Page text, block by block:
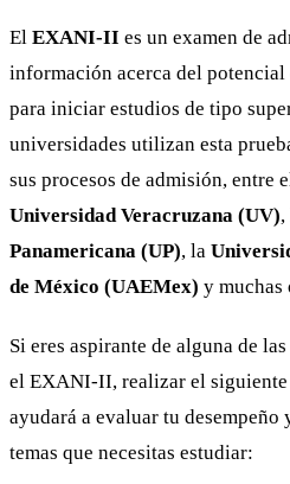
El EXANI-II es un examen de
información acerca del potencial
para iniciar estudios de tipo
universidades utilizan esta
sus procesos de admisión, entre
Universidad Veracruzana (UV),
Panamericana (UP), la
de México (UAEMex) y muchas
Si eres aspirante de alguna de
el EXANI-II, realizar el siguiente
ayudará a evaluar tu desempeño
temas que necesitas estudiar: